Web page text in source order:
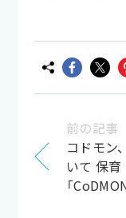
前の記事
コドモン
いて 保
「